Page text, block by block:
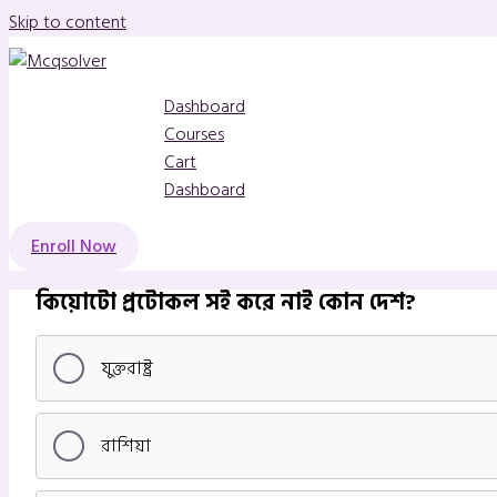
Skip to content
Dashboard
Courses
Cart
Dashboard
Enroll Now
কিয়োটো প্রটোকল সই করে নাই কোন দেশ?
যুক্তরাষ্ট্র
রাশিয়া